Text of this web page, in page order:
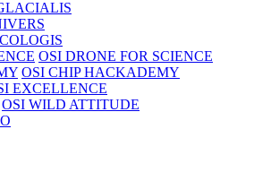
OSI DRONE FOR SCIENCE
OSI CHIP HACKADEMY
EXCELLENCE
OSI WILD ATTITUDE